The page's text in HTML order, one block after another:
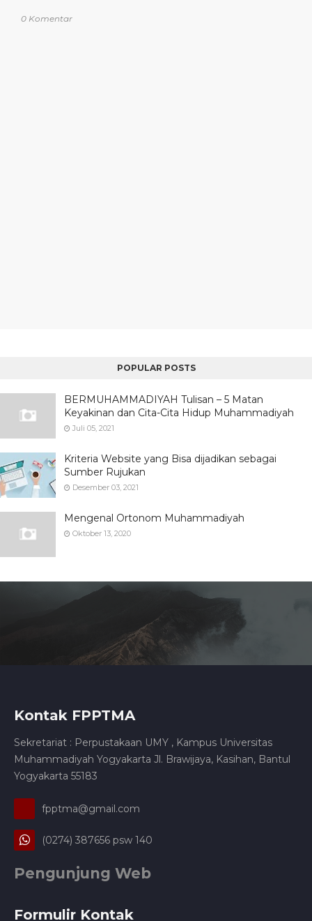
0 Komentar
POPULAR POSTS
BERMUHAMMADIYAH Tulisan – 5 Matan
Keyakinan dan Cita-Cita Hidup Muhammadiyah
Juli 05, 2021
Kriteria Website yang Bisa dijadikan sebagai
Sumber Rujukan
Desember 03, 2021
Mengenal Ortonom Muhammadiyah
Oktober 13, 2020
Kontak FPPTMA
Sekretariat : Perpustakaan UMY , Kampus Universitas
Muhammadiyah Yogyakarta Jl. Brawijaya, Kasihan, Bantul
Yogyakarta 55183
fpptma@gmail.com
(0274) 387656 psw 140
Pengunjung Web
Formulir Kontak